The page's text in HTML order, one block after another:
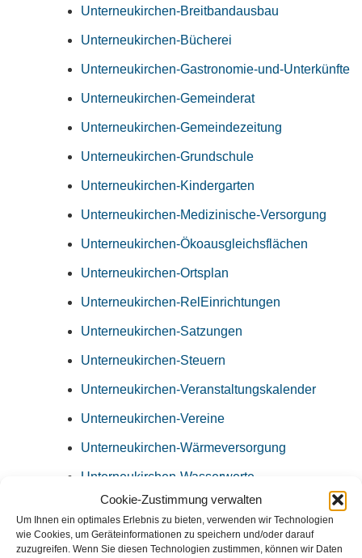
Cookie-Zustimmung verwalten
Um Ihnen ein optimales Erlebnis zu bieten, verwenden wir Technologien
wie Cookies, um Geräteinformationen zu speichern und/oder darauf
zuzugreifen. Wenn Sie diesen Technologien zustimmen, können wir Daten
Unterneukirchen-Breitbandausbau
Unterneukirchen-Bücherei
Unterneukirchen-Gastronomie-und-Unterkünfte
Unterneukirchen-Gemeinderat
Unterneukirchen-Gemeindezeitung
Unterneukirchen-Grundschule
Unterneukirchen-Kindergarten
Unterneukirchen-Medizinische-Versorgung
Unterneukirchen-Ökoausgleichsflächen
Unterneukirchen-Ortsplan
Unterneukirchen-RelEinrichtungen
Unterneukirchen-Satzungen
Unterneukirchen-Steuern
Unterneukirchen-Veranstaltungskalender
Unterneukirchen-Vereine
Unterneukirchen-Wärmeversorgung
Unterneukirchen-Wasserwerte
Unterneukirchen-Wertstoffhof
Unterneukirchen-Willkommen-in-